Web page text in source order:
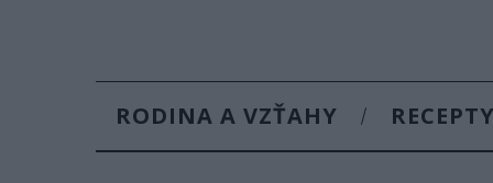
RODINA A VZŤAHY RECEPTY